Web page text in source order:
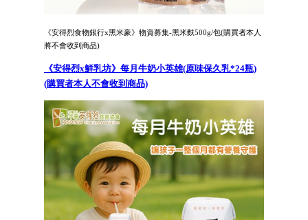
《安得烈食物銀行x黑米豪》物資募集-黑米麩500g/包(購買者本人
將不會收到商品)
《安得烈x鮮乳坊》每月牛奶小英雄(原味保久乳*24瓶)
(購買者本人不會收到商品)